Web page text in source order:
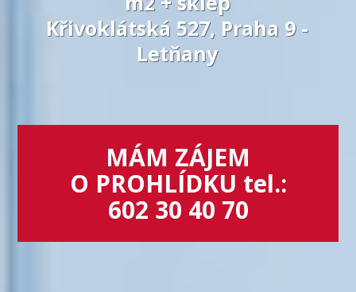
Křivoklátská 527, Praha 9 -
Letňany
MÁM ZÁJEM
O PROHLÍDKU tel.:
602 30 40 70